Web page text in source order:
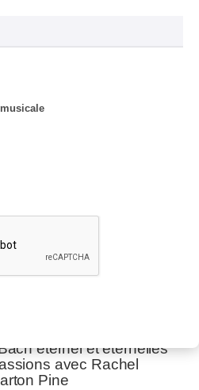
procurer du
Servant : la
Chloé Rouffignac
éternel et éternelles
avec Rachel
Pine